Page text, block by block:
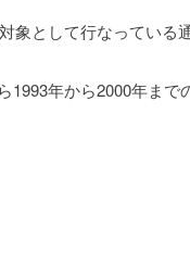
象として行なっている
1993年から2000年まで